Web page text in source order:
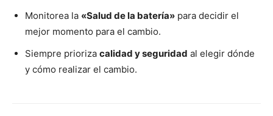
Monitorea la «Salud de la batería» para decidir el
mejor momento para el cambio.
Siempre prioriza calidad y seguridad al elegir dónde
y cómo realizar el cambio.